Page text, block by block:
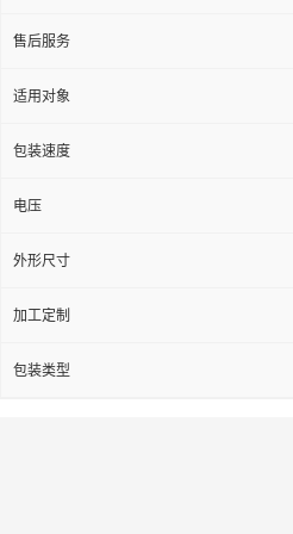
售后服务
适用对象
包装速度
电压
外形尺寸
加工定制
包装类型